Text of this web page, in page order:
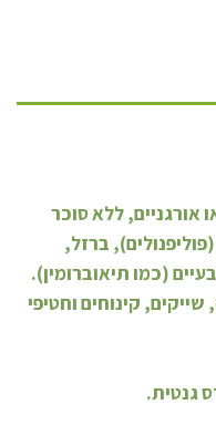
אורגניים, ללא סוכר
ברזל,
(כמו תיאוברומין).
קינוחים וחטיפי
גנטית.